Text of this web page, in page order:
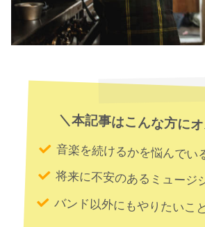
＼本記事はこんな方に
音楽を続けるかを悩んでい
将来に不安のあるミュージ
バンド以外にもやりたいこ